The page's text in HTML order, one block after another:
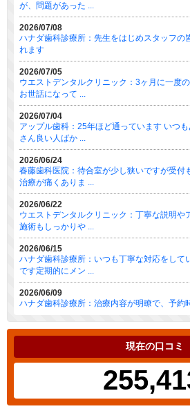
が、問題があった ...
2026/07/08
ハナダ歯科診療所：先生をはじめスタッフの
れます
2026/07/05
ウエストデンタルクリニック：3ヶ月に一度
お世話になって ...
2026/07/04
アップル歯科：25年ほど通っています いつ
さん良い人ばか ...
2026/06/24
春藤歯科医院：待合室が少し狭いですが受付
治療が痛くありま ...
2026/06/22
ウエストデンタルクリニック：丁寧な説明や
施術もしっかりや ...
2026/06/15
ハナダ歯科診療所：いつも丁寧な対応をして
です定期的にメン ...
2026/06/09
ハナダ歯科診療所：治療内容が明瞭で、予約
現在の口コミ